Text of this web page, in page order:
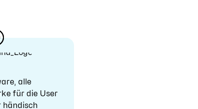
alle
für die User
händisch